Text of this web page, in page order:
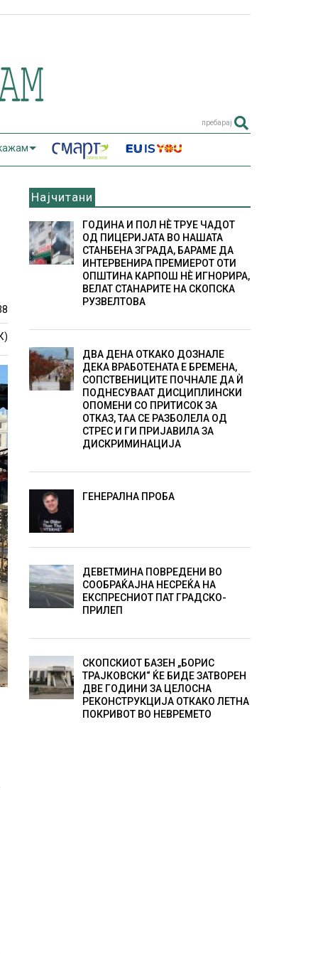
пребарај
Најчитани
ГОДИНА И ПОЛ НÈ ТРУЕ ЧАДОТ
ОД ПИЦЕРИЈАТА ВО НАШАТА
СТАНБЕНА ЗГРАДА, БАРАМЕ ДА
ИНТЕРВЕНИРА ПРЕМИЕРОТ ОТИ
ОПШТИНА КАРПОШ НÈ ИГНОРИРА,
ВЕЛАТ СТАНАРИТЕ НА СКОПСКА
РУЗВЕЛТОВА
ДВА ДЕНА ОТКАКО ДОЗНАЛЕ
ДЕКА ВРАБОТЕНАТА Е БРЕМЕНА,
СОПСТВЕНИЦИТЕ ПОЧНАЛЕ ДА Ѝ
ПОДНЕСУВААТ ДИСЦИПЛИНСКИ
ОПОМЕНИ СО ПРИТИСОК ЗА
ОТКАЗ, ТАА СЕ РАЗБОЛЕЛА ОД
СТРЕС И ГИ ПРИЈАВИЛА ЗА
ДИСКРИМИНАЦИЈА
ГЕНЕРАЛНА ПРОБА
ДЕВЕТМИНА ПОВРЕДЕНИ ВО
СООБРАЌАЈНА НЕСРЕЌА НА
ЕКСПРЕСНИОТ ПАТ ГРАДСКО-
ПРИЛЕП
СКОПСКИОТ БАЗЕН „БОРИС
ТРАЈКОВСКИ“ ЌЕ БИДЕ ЗАТВОРЕН
ДВЕ ГОДИНИ ЗА ЦЕЛОСНА
РЕКОНСТРУКЦИЈА ОТКАКО ЛЕТНА
ПОКРИВОТ ВО НЕВРЕМЕТО